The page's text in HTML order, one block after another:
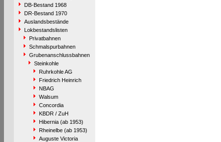
DB-Bestand 1968
DR-Bestand 1970
Auslandsbestände
Lokbestandslisten
Privatbahnen
Schmalspurbahnen
Grubenanschlussbahnen
Steinkohle
Ruhrkohle AG
Friedrich Heinrich
NBAG
Walsum
Concordia
KBDR / ZuH
Hibernia (ab 1953)
Rheinelbe (ab 1953)
Auguste Victoria